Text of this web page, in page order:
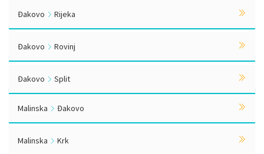
Đakovo Rijeka
Đakovo Rovinj
Đakovo Split
Malinska Đakovo
Malinska Krk